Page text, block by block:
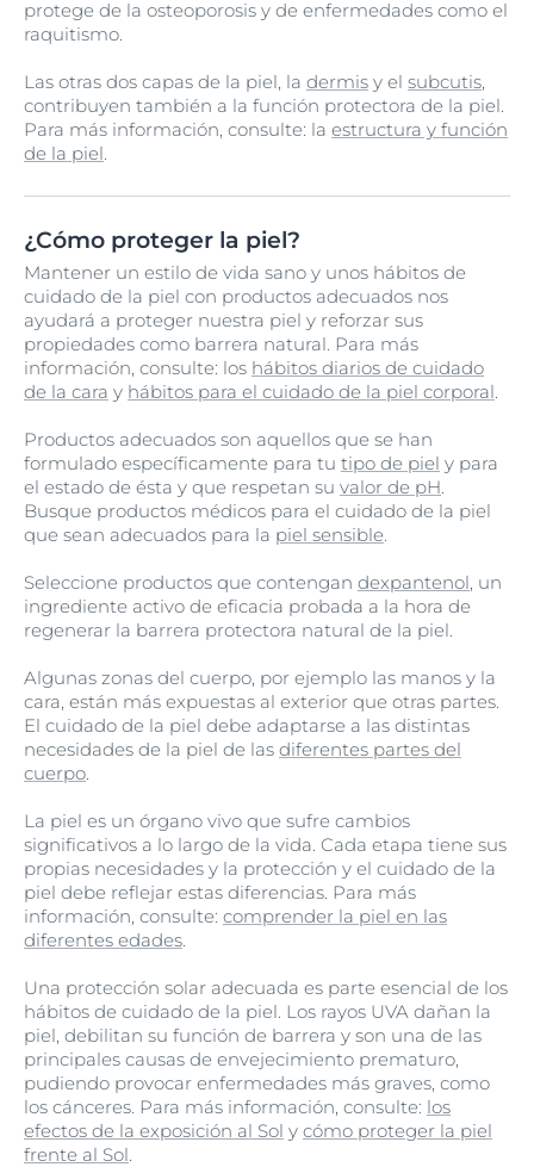
protege de la osteoporosis y de enfermedades como el
raquitismo.
Las otras dos capas de la piel, la dermis y el subcutis
contribuyen también a la función protectora de la piel.
Para más información, consulte: la estructura y función
de la piel
¿Cómo proteger la piel?
Mantener un estilo de vida sano y unos hábitos de
cuidado de la piel con productos adecuados nos
ayudará a proteger nuestra piel y reforzar sus
propiedades como barrera natural. Para más
información, consulte: los hábitos diarios de cuidado
de la cara y hábitos para el cuidado de la piel corporal
Productos adecuados son aquellos que se han
formulado específicamente para tu tipo de piel y para
el estado de ésta y que respetan su valor de pH
Busque productos médicos para el cuidado de la piel
que sean adecuados para la piel sensible
Seleccione productos que contengan dexpantenol , un
ingrediente activo de eficacia probada a la hora de
regenerar la barrera protectora natural de la piel.
Algunas zonas del cuerpo, por ejemplo las manos y la
cara, están más expuestas al exterior que otras partes.
El cuidado de la piel debe adaptarse a las distintas
necesidades de la piel de las diferentes partes del
cuerpo
La piel es un órgano vivo que sufre cambios
significativos a lo largo de la vida. Cada etapa tiene sus
propias necesidades y la protección y el cuidado de la
piel debe reflejar estas diferencias. Para más
información, consulte: comprender la piel en las
diferentes edades
Una protección solar adecuada es parte esencial de los
hábitos de cuidado de la piel. Los rayos UVA dañan la
piel, debilitan su función de barrera y son una de las
principales causas de envejecimiento prematuro,
pudiendo provocar enfermedades más graves, como
los cánceres. Para más información, consulte: los
efectos de la exposición al Sol y cómo proteger la piel
frente al Sol